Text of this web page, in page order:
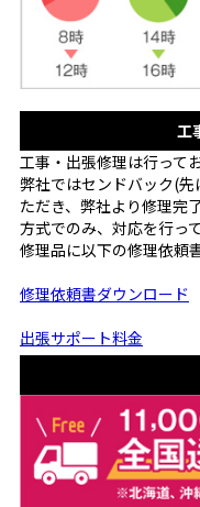
工
工事・出張修理は行って
弊社ではセンドバック(
ただき、弊社より修理完
方式でのみ、対応を行っ
修理品に以下の修理依頼
修理依頼書ダウンロード
出張サポート料金